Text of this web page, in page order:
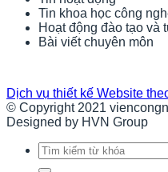
Tin khoa học công
Hoạt động đào tạo và
Bài viết chuyên môn
Dịch vụ thiết kế Website
© Copyright 2021
Designed by HVN Group
Tìm
kiếm: